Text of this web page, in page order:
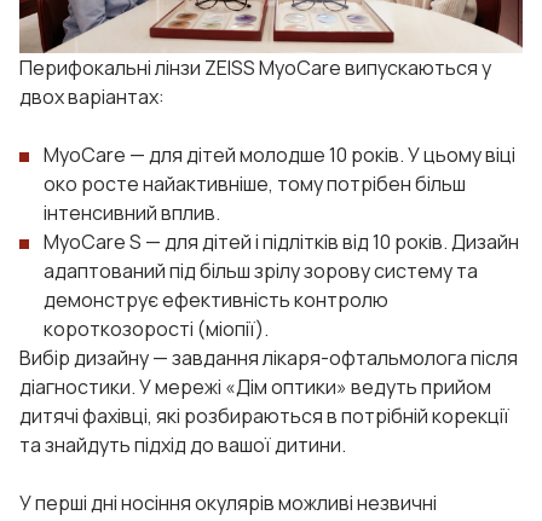
Перифокальні лінзи ZEISS MyoCare випускаються у
двох варіантах:
MyoCare — для дітей молодше 10 років. У цьому віці
око росте найактивніше, тому потрібен більш
інтенсивний вплив.
MyoCare S — для дітей і підлітків від 10 років. Дизайн
адаптований під більш зрілу зорову систему та
демонструє ефективність контролю
короткозорості (міопії).
Вибір дизайну — завдання лікаря-офтальмолога після
діагностики. У мережі «Дім оптики» ведуть прийом
дитячі фахівці, які розбираються в потрібній корекції
та знайдуть підхід до вашої дитини.
У перші дні носіння окулярів можливі незвичні